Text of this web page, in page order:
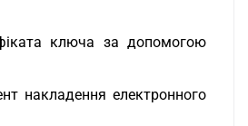
ключа за допомогою
накладення електронного